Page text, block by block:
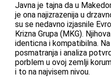
Javna je tajna da u
je ona najizrazenija u
su se nedavno izjasnile
Krizna Grupa (MKG).
identicna i kompatibilna.
posmatranja i analiza
porblem u ovoj zemlji
i to na najvisem nivou.